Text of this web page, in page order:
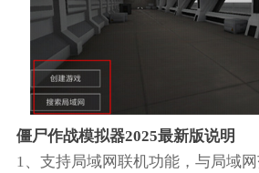
僵尸作战模拟器2025最新版说明
1、支持局域网联机功能，与局域